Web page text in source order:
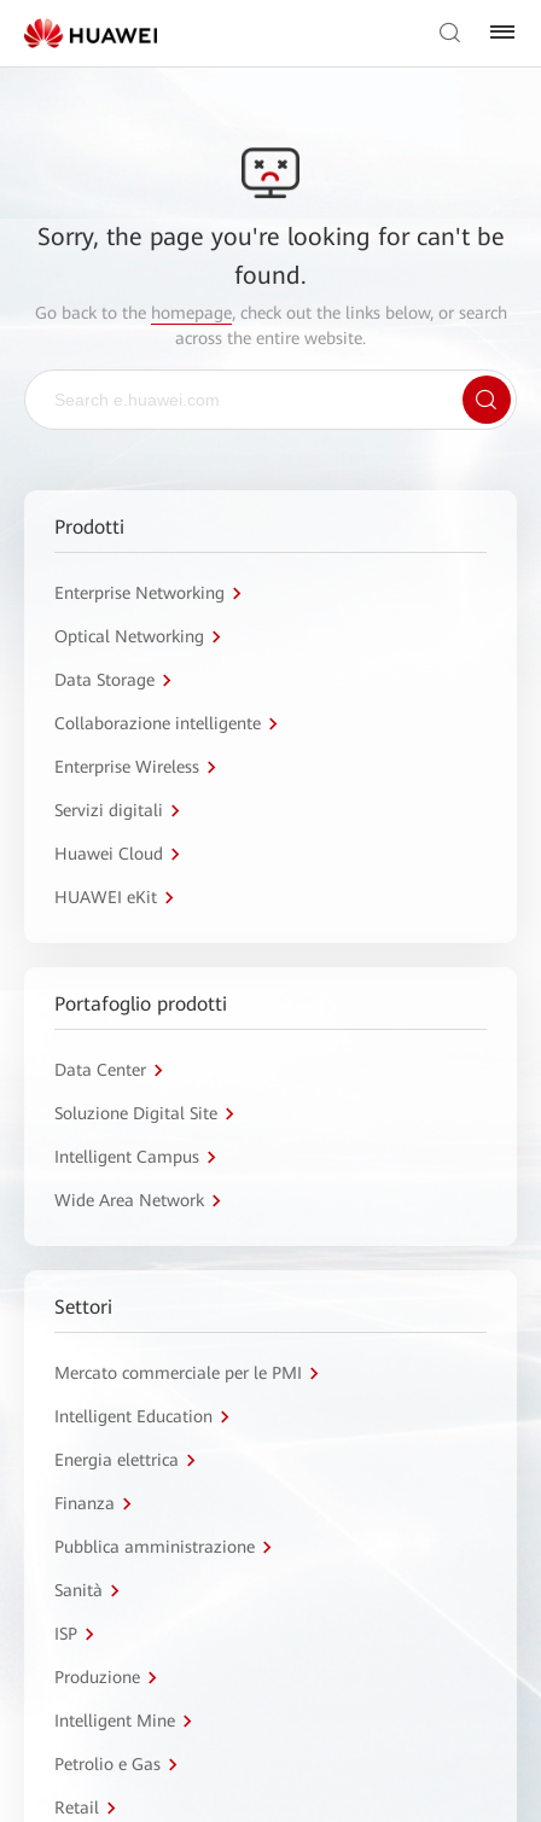
Sorry, the page you're looking for can't be
found.
Go back to the homepage, check out the links below, or search
across the entire website.
Prodotti
Enterprise Networking
Optical Networking
Data Storage
Collaborazione intelligente
Enterprise Wireless
Servizi digitali
Huawei Cloud
HUAWEI eKit
Portafoglio prodotti
Data Center
Soluzione Digital Site
Intelligent Campus
Wide Area Network
Settori
Mercato commerciale per le PMI
Intelligent Education
Energia elettrica
Finanza
Pubblica amministrazione
Sanità
ISP
Produzione
Intelligent Mine
Petrolio e Gas
Retail